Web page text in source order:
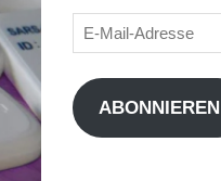
E-
Mail-
Adresse
ABONNIEREN